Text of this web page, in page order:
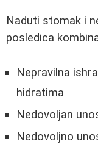
Naduti stomak i
posledica
Nepravilna
hidratima
Nedovoljan
Nedovoljno